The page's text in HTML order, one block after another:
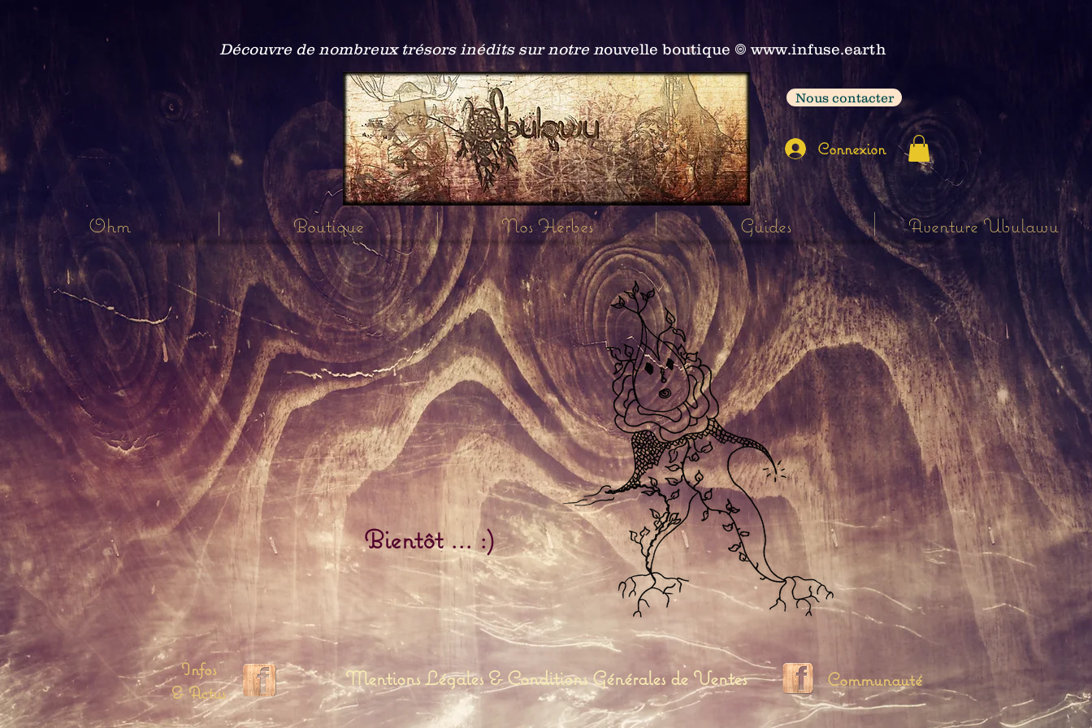
Découvre de nombreux trésors inédits sur notre nouvelle boutique 𖣠 www.infuse.earth
Nous contacter
Connexion
Ohm Boutique Nos Herbes Guides Aventure Ubulawu
Bientôt ... :)
Infos
& Actus
Mentions Légales & Conditions Générales de Ventes Communauté